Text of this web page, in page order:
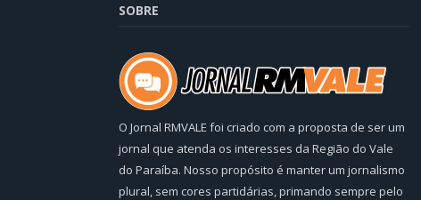
SOBRE
O Jornal RMVALE foi criado com a proposta de ser um
jornal que atenda os interesses da Região do Vale
do Paraíba. Nosso propósito é manter um jornalismo
plural, sem cores partidárias, primando sempre pelo